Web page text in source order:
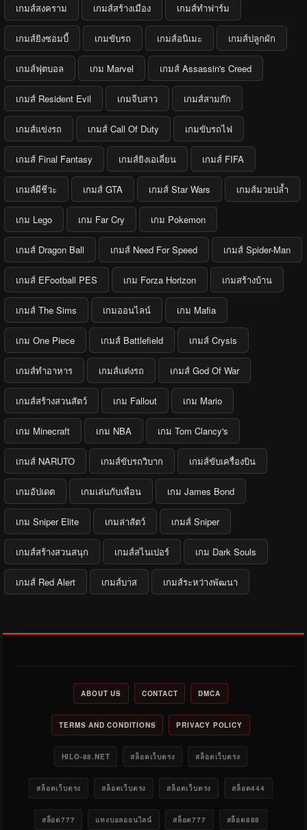
เกมส์สงคราม เกมส์สร้างเมือง เกมส์ทำฟาร์ม
เกมส์ยิงซอมบี้ เกมขับรถ เกมส์อนิเมะ เกมส์ปลูกผัก
เกมส์ฟุตบอล เกม Marvel เกมส์ Assassin's Creed
เกมส์ Resident Evil เกมจีบสาว เกมส์สามก๊ก
เกมส์แข่งรถ เกมส์ Call Of Duty เกมขับรถไฟ
เกมส์ Final Fantasy เกมส์ยิงเอเลี่ยน เกมส์ FIFA
เกมส์ผีชีวะ เกมส์ GTA เกมส์ Star Wars เกมส์มวยปล้ำ
เกม Lego เกม Far Cry เกม Pokemon
เกมส์ Dragon Ball เกมส์ Need For Speed เกมส์ Spider-Man
เกมส์ EFootball PES เกม Forza Horizon เกมสร้างบ้าน
เกมส์ The Sims เกมออนไลน์ เกม Mafia
เกม One Piece เกมส์ Battlefield เกมส์ Crysis
เกมส์ทำอาหาร เกมส์แต่งรถ เกมส์ God Of War
เกมส์สร้างสวนสัตว์ เกม Fallout เกม Mario
เกม Minecraft เกม NBA เกม Tom Clancy's
เกมส์ NARUTO เกมส์ขับรถวิบาก เกมส์ขับเครื่องบิน
เกมอัปเดต เกมเล่นกับเพื่อน เกม James Bond
เกม Sniper Elite เกมล่าสัตว์ เกมส์ Sniper
เกมส์สร้างสวนสนุก เกมส์สไนเปอร์ เกม Dark Souls
เกมส์ Red Alert เกมส์บาส เกมส์ระหว่างพัฒนา
ABOUT US CONTACT DMCA
TERMS AND CONDITIONS PRIVACY POLICY
HILO-88.NET สล็อตเว็บตรง สล็อตเว็บตรง
สล็อตเว็บตรง สล็อตเว็บตรง สล็อตเว็บตรง สล็อต444
สล็อต777 แทงบอลออนไลน์ สล็อต777 สล็อต888